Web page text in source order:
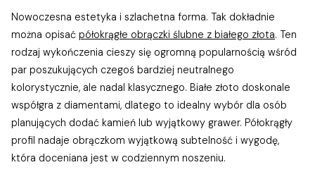
Nowoczesna estetyka i szlachetna forma. Tak dokładnie
można opisać półokrągłe obrączki ślubne z białego złota. Ten
rodzaj wykończenia cieszy się ogromną popularnością wśród
par poszukujących czegoś bardziej neutralnego
kolorystycznie, ale nadal klasycznego. Białe złoto doskonale
współgra z diamentami, dlatego to idealny wybór dla osób
planujących dodać kamień lub wyjątkowy grawer. Półokrągły
profil nadaje obrączkom wyjątkową subtelność i wygodę,
która doceniana jest w codziennym noszeniu.